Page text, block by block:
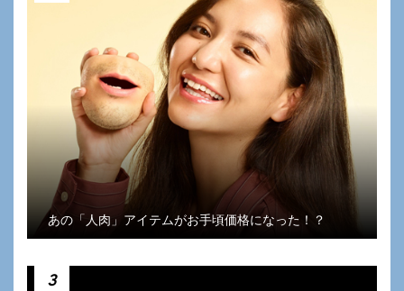
あの「人肉」アイテムがお手頃価格になった！？
3